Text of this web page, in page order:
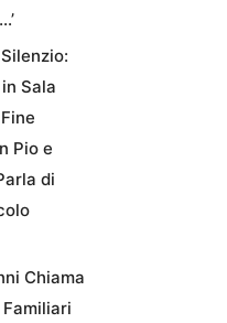
Sala
Pio e
di
Chiama
Familiari